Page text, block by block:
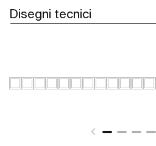
Disegni tecnici